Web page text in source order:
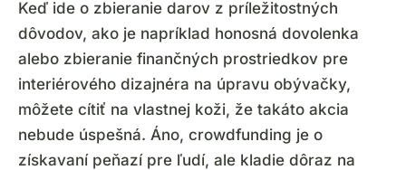
Keď ide o zbieranie darov z príležitostných
dôvodov, ako je napríklad honosná dovolenka
alebo zbieranie finančných prostriedkov pre
interiérového dizajnéra na úpravu obývačky,
môžete cítiť na vlastnej koži, že takáto akcia
nebude úspešná. Áno, crowdfunding je o
získavaní peňazí pre ľudí, ale kladie dôraz na